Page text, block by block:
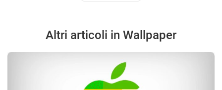
Altri articoli in Wallpaper